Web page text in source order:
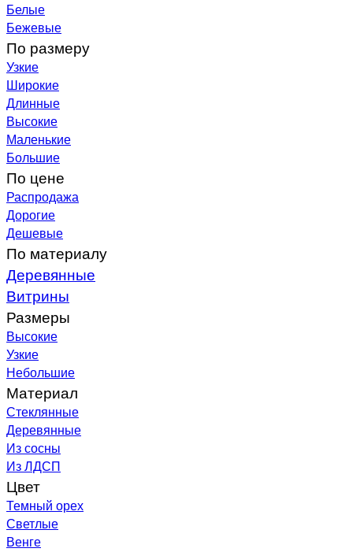
Белые
Бежевые
По размеру
Узкие
Широкие
Длинные
Высокие
Маленькие
Большие
По цене
Распродажа
Дорогие
Дешевые
По материалу
Деревянные
Витрины
Размеры
Высокие
Узкие
Небольшие
Материал
Стеклянные
Деревянные
Из сосны
Из ЛДСП
Цвет
Темный орех
Светлые
Венге